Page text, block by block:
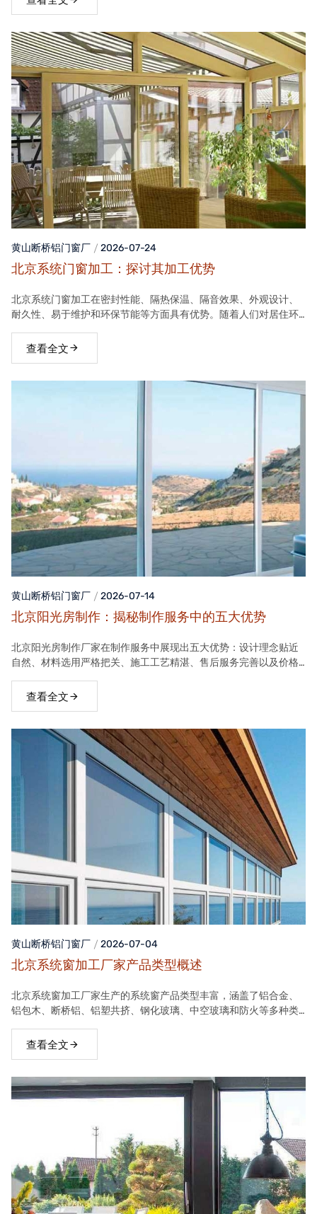
黄山断桥铝门窗厂 2026-07-24
北京系统门窗加工：探讨其加工优势
北京系统门窗加工在密封性能、隔热保温、隔音效果、外观设计、
耐久性、易于维护和环保节能等方面具有优势。随着人们对居住环
位。查看全文
黄山断桥铝门窗厂 2026-07-14
北京阳光房制作：揭秘制作服务中的五大优势
北京阳光房制作厂家在制作服务中展现出五大优势：设计理念贴近
自然、材料选用严格把关、施工工艺精湛、售后服务完善以及价格
查看全文
黄山断桥铝门窗厂 2026-07-04
北京系统窗加工厂家产品类型概述
北京系统窗加工厂家生产的系统窗产品类型丰富，涵盖了铝合金、
铝包木、断桥铝、铝塑共挤、钢化玻璃、中空玻璃和防火等多种类
满足不同客户的需求。
查看全文